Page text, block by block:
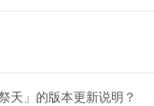
天」的版本更新说明？